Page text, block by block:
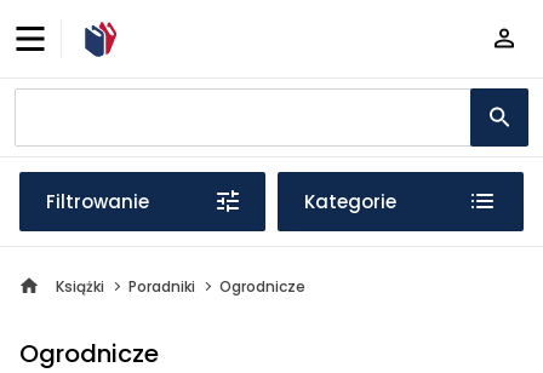
Filtrowanie Kategorie
Książki Poradniki Ogrodnicze
Ogrodnicze